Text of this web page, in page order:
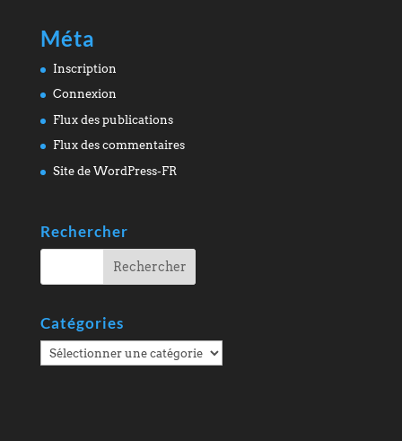
Méta
Inscription
Connexion
Flux des publications
Flux des commentaires
Site de WordPress-FR
Rechercher
Catégories
Catégories